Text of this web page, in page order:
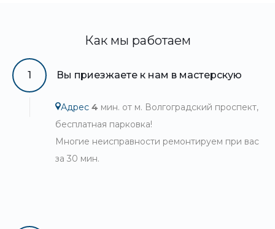
Как мы работаем
1 Вы приезжаете к нам в мастерскую
Адрес 4 мин. от м. Волгоградский проспект,
бесплатная парковка!
Многие неисправности ремонтируем при вас
за 30 мин.